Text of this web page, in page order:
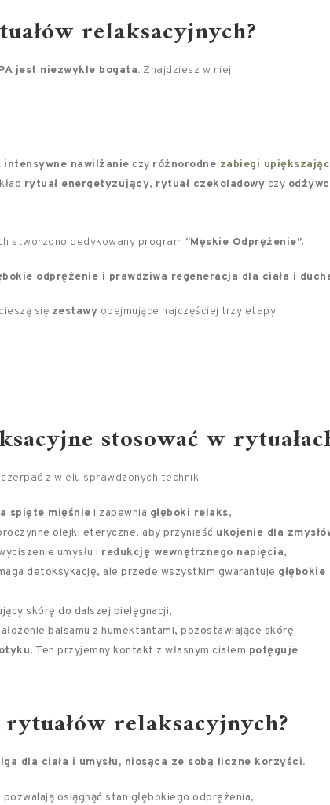
relaksacyjnych?
jest niezwykle bogata. Znajdziesz w niej:
intensywne nawilżanie czy różnorodne zabiegi
rytuał energetyzujący, rytuał czekoladowy czy
stworzono dedykowany program “Męskie Odprężenie”.
odprężenie i prawdziwa regeneracja dla ciała i
się zestawy obejmujące najczęściej trzy etapy:
stosować w
z wielu sprawdzonych technik.
spięte mięśnie i zapewnia głęboki relaks,
olejki eteryczne, aby przynieść ukojenie dla
umysłu i redukcję wewnętrznego napięcia,
detoksykację, ale przede wszystkim gwarantuje głębokie
skórę do dalszej pielęgnacji,
balsamu z humektantami, pozostawiające skórę
. Ten przyjemny kontakt z własnym ciałem potęguje
relaksacyjnych?
dla ciała i umysłu, niosąca ze sobą liczne korzyści.
osiągnąć stan głębokiego odprężenia,